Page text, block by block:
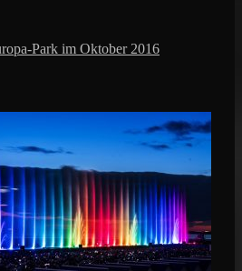
Park im Oktober 2016